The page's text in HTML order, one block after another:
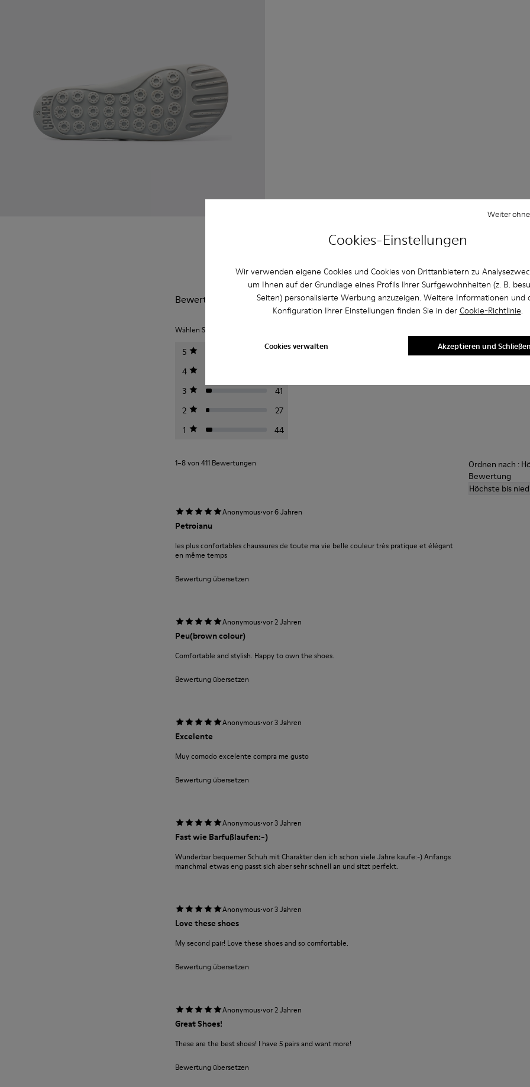
Cookies-Einstellungen
Wir verwenden eigene Cookies und Cookies von Drittanbietern zu
um Ihnen auf der Grundlage eines Profils Ihrer Surfgewohnheiten (z. B.
Seiten) personalisierte Werbung anzuzeigen. Weitere Informationen und
Konfiguration Ihrer Einstellungen finden Sie in der Cookie-Richtlinie.
Cookies verwalten
Weiter
Akzeptieren und Schließen
Bewertungen von Peu
Wählen Sie unten eine Bewertung aus, um Bewertungen zu filtern
5
223
4
3
41
2
27
1
44
1–8 von 411 Bewertungen
Ordnen nach :
Bewertung
Höchste bis
Anonymous·vor 6 Jahren
Petroianu
les plus confortables chaussures de toute ma vie belle couleur très pratique et élégant
en même temps
Bewertung übersetzen
Anonymous·vor 2 Jahren
Peu(brown colour)
Comfortable and stylish. Happy to own the shoes.
Bewertung übersetzen
Anonymous·vor 3 Jahren
Excelente
Muy comodo excelente compra me gusto
Bewertung übersetzen
Anonymous·vor 3 Jahren
Fast wie Barfußlaufen:-)
Wunderbar bequemer Schuh mit Charakter den ich schon viele Jahre kaufe:-) Anfangs
manchmal etwas eng passt sich aber sehr schnell an und sitzt perfekt.
Anonymous·vor 3 Jahren
Love these shoes
My second pair! Love these shoes and so comfortable.
Bewertung übersetzen
Anonymous·vor 2 Jahren
Great Shoes!
These are the best shoes! I have 5 pairs and want more!
Bewertung übersetzen